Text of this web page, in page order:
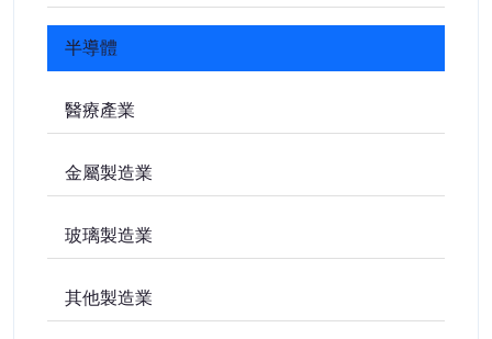
半導體
醫療產業
金屬製造業
玻璃製造業
其他製造業